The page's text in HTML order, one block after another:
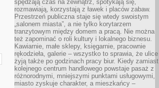
spędzają czas na zewnątrz, spotykają się,
rozmawiają, korzystają z ławek i placów zabaw.
Przestrzeń publiczna staje się wtedy swoistym
„salonem miasta”, a nie tylko korytarzem
tranzytowym między domem a pracą. Nie można
też zapominać o roli kultury i lokalnego biznesu.
Kawiarnie, małe sklepy, księgarnie, pracownie
rękodzieła, galerie – wszystko to sprawia, że ulice
żyją także po godzinach pracy biur. Kiedy zamiast
kolejnego centrum handlowego powstaje pasaż z
różnorodnymi, mniejszymi punktami usługowymi,
miasto zyskuje charakter, a mieszkańcy –